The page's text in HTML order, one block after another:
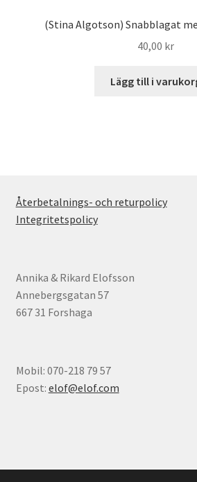
(Stina Algotson) Snabblagat
40,00 kr
Lägg till i
Återbetalnings- och returpolicy
Integritetspolicy
Annika & Rikard Elofsson
Annebergsgatan 57
667 31 Forshaga
Mobil: 070-218 79 57
Epost: elof@elof.com